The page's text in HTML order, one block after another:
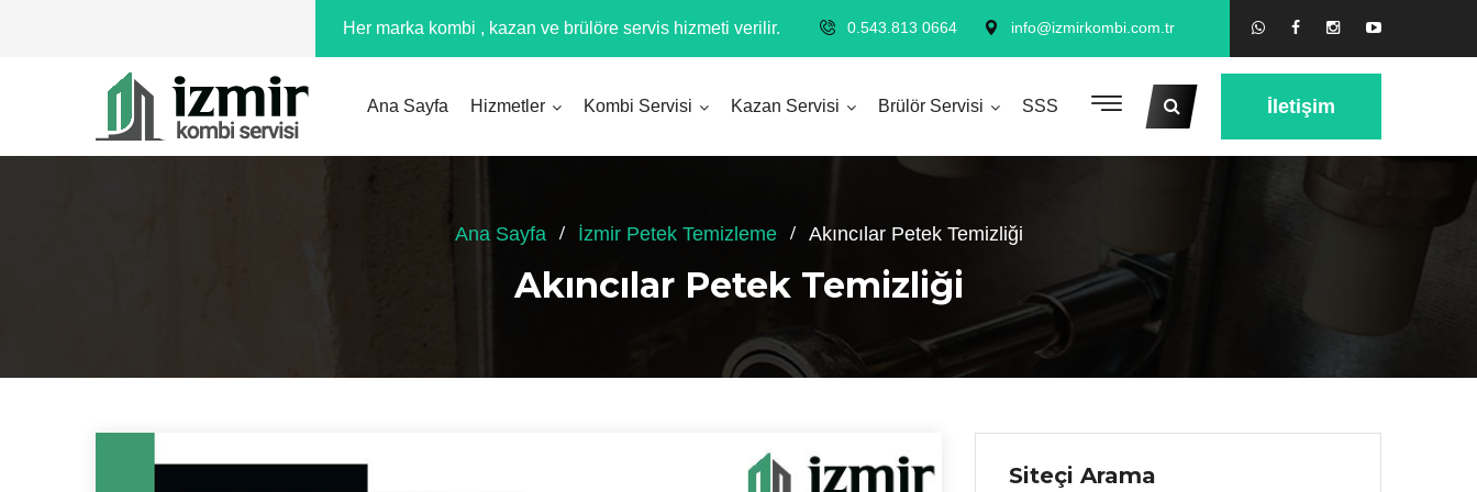
Her marka kombi , kazan ve brülöre servis hizmeti verilir. 0.543.813 0664 info@izmirkombi.com.tr
Ana Sayfa Hizmetler Kombi Servisi Kazan Servisi Brülör Servisi SSS İletişim
Ana Sayfa İzmir Petek Temizleme Akıncılar Petek Temizliği
Akıncılar Petek Temizliği
Siteçi Arama